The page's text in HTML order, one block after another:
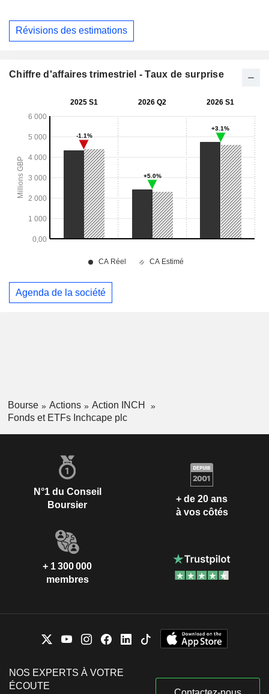
Révisions des estimations
Chiffre d'affaires trimestriel - Taux de surprise
Agenda de la société
Bourse Actions
Action INCH
Fonds et ETFs Inchcape plc
N°1 du Conseil
Boursier
+ de 20 ans
à vos côtés
+ 1 300 000
membres
NOS EXPERTS À VOTRE
ÉCOUTE